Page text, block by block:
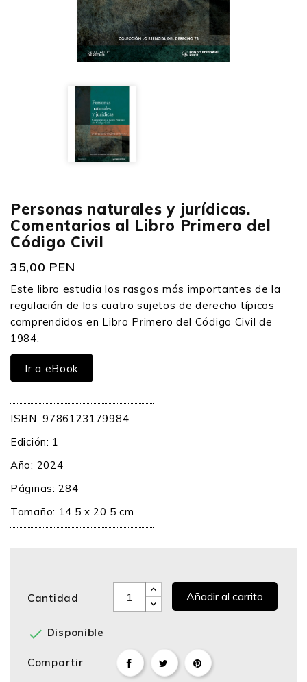
Personas naturales y jurídicas.
Comentarios al Libro Primero del
Código Civil
35,00 PEN
Este libro estudia los rasgos más importantes de la
regulación de los cuatro sujetos de derecho típicos
comprendidos en Libro Primero del Código Civil de
1984.
Ir a eBook
ISBN: 9786123179984
Edición: 1
Año: 2024
Páginas: 284
Tamaño: 14.5 x 20.5 cm
Cantidad Añadir al carrito
 Disponible
Compartir